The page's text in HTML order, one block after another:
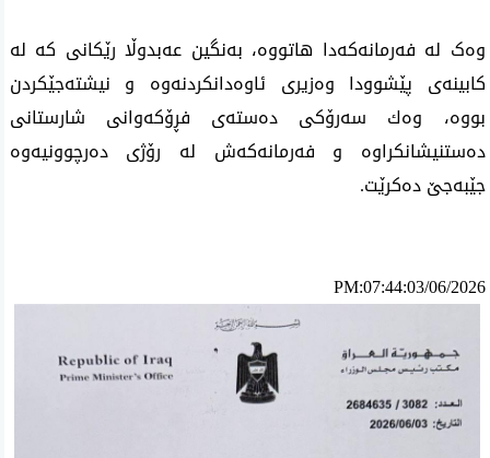
وەک لە فه‌رمانه‌كه‌دا هاتووە، به‌نگین عه‌بدوڵا رێكانی‌ كه‌ له‌
كابینه‌ی‌ پێشوودا وه‌زیری ئاوه‌دانكردنه‌وه‌ و نیشته‌جێكردن
بووه‌، وه‌ك سه‌رۆكی ده‌سته‌ی فڕۆكه‌وانی شارستانی
ده‌ستنیشانكراوه‌ و فه‌رمانه‌كه‌ش له‌ رۆژی‌ ده‌رچوونیه‌وه‌
جێبه‌جێ ده‌كرێت.
PM:07:44:03/06/2026